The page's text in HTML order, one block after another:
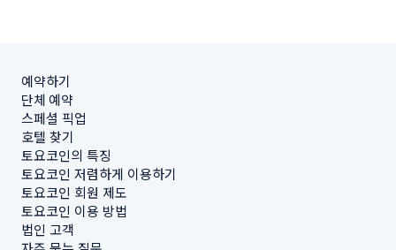
예약하기
단체 예약
스페셜 픽업
호텔 찾기
토요코인의 특징
토요코인 저렴하게 이용하기
토요코인 회원 제도
토요코인 이용 방법
법인 고객